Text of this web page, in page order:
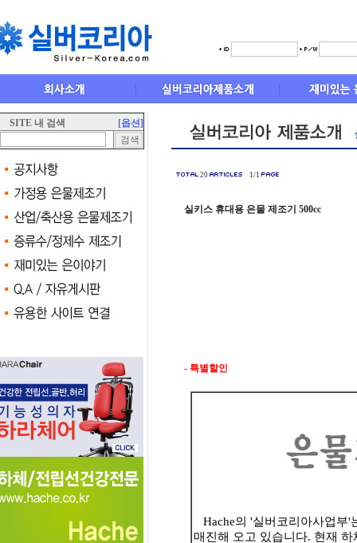
SITE 내 검색 [옵션]
20 1/1
실키스 휴대용 은물 제조기 500cc
- 특별할인